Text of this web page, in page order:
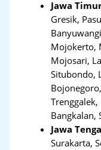
Jawa
Gresik,
Mojokerto,
Mojosari,
Situbondo,
Trenggalek,
Bangkalan,
Jawa
Surakarta,